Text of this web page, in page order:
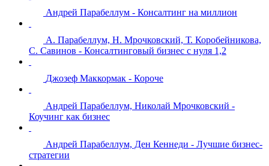
Андрей Парабеллум - Консалтинг на миллион
А. Парабеллум, Н. Мрочковский, Т. Коробейникова,
С. Савинов - Консалтинговый бизнес с нуля 1,2
Джозеф Маккормак - Короче
Андрей Парабеллум, Николай Мрочковский -
Коучинг как бизнес
Андрей Парабеллум, Ден Кеннеди - Лучшие бизнес-
стратегии